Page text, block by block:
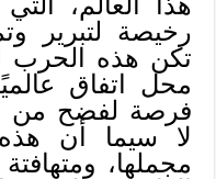
رخيصة لتبرير
تكن هذه الحرب
محل اتفاق
فرصة لفضح من
لا سيما أن
مجملها،